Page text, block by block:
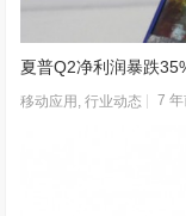
夏普Q2净利润暴跌
移动应用,行业动态 7